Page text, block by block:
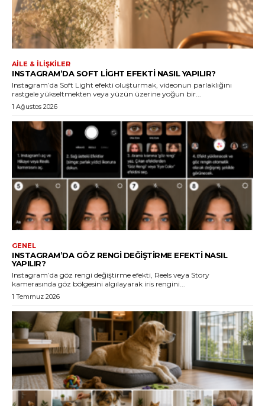
AILE & İLIŞKILER
INSTAGRAM’DA SOFT LIGHT EFEKTI NASIL YAPILIR?
Instagram’da Soft Light efekti oluşturmak, videonun parlaklığını
rastgele yükseltmekten veya yüzün üzerine yoğun bir...
1 Ağustos 2026
GENEL
INSTAGRAM’DA GÖZ RENGI DEĞIŞTIRME EFEKTI NASIL
YAPILIR?
Instagram’da göz rengi değiştirme efekti, Reels veya Story
kamerasında göz bölgesini algılayarak iris rengini...
1 Temmuz 2026